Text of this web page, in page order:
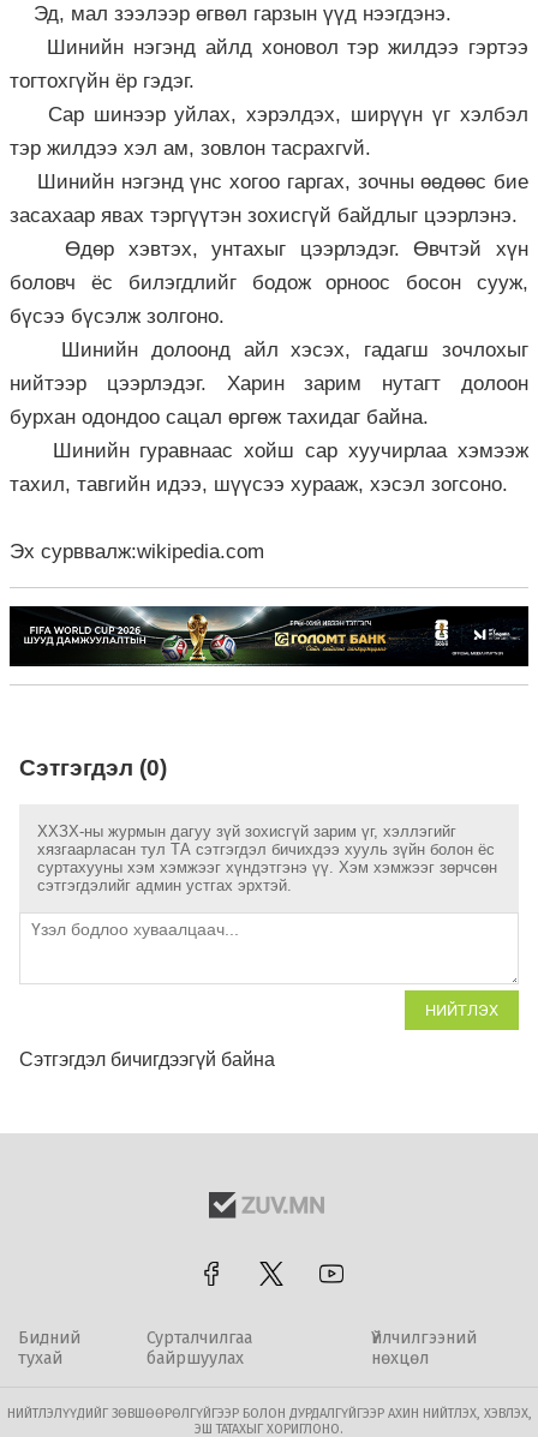
Эд, мал зээлээр өгвөл гарзын үүд нээгдэнэ.
Шинийн нэгэнд айлд хоновол тэр жилдээ гэртээ
тогтохгүйн ёр гэдэг.
Сар шинээр уйлах, хэрэлдэх, ширүүн үг хэлбэл
тэр жилдээ хэл ам, зовлон тасрахгvй.
Шинийн нэгэнд үнс хогоо гаргах, зочны өөдөөс бие
засахаар явах тэргүүтэн зохисгүй байдлыг цээрлэнэ.
Өдөр хэвтэх, унтахыг цээрлэдэг. Өвчтэй хүн
боловч ёс билэгдлийг бодож орноос босон сууж,
бүсээ бүсэлж золгоно.
Шинийн долоонд айл хэсэх, гадагш зочлохыг
нийтээр цээрлэдэг. Харин зарим нутагт долоон
бурхан одондоо сацал өргөж тахидаг байна.
Шинийн гуравнаас хойш сар хуучирлаа хэмээж
тахил, тавгийн идээ, шүүсээ хурааж, хэсэл зогсоно.
Эх сурввалж:wikipedia.com
Сэтгэгдэл (0)
ХХЗХ-ны журмын дагуу зүй зохисгүй зарим үг, хэллэгийг
хязгаарласан тул ТА сэтгэгдэл бичихдээ хууль зүйн болон ёс
суртахууны хэм хэмжээг хүндэтгэнэ үү. Хэм хэмжээг зөрчсөн
сэтгэгдэлийг админ устгах эрхтэй.
НИЙТЛЭХ
Сэтгэгдэл бичигдээгүй байна
Бидний
тухай
Сурталчилгаа
байршуулах
Үйлчилгээний
нөхцөл
НИЙТЛЭЛҮҮДИЙГ ЗӨВШӨӨРӨЛГҮЙГЭЭР БОЛОН ДУРДАЛГҮЙГЭЭР АХИН НИЙТЛЭХ, ХЭВЛЭХ,
ЭШ ТАТАХЫГ ХОРИГЛОНО.